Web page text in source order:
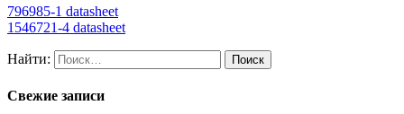
796985-1 datasheet
1546721-4 datasheet
Найти:
Свежие записи